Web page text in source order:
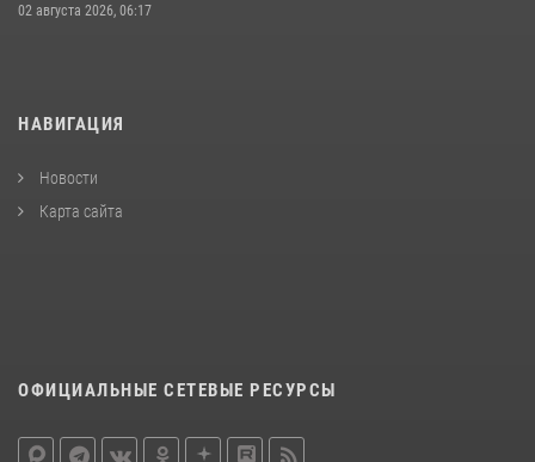
02 августа 2026, 06:17
НАВИГАЦИЯ
Новости
Карта сайта
ОФИЦИАЛЬНЫЕ СЕТЕВЫЕ РЕСУРСЫ